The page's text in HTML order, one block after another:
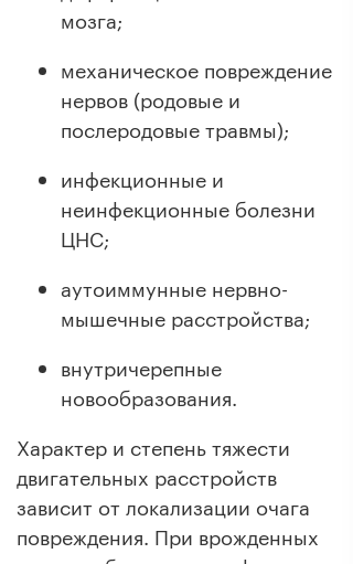
мозга;
механическое повреждение
нервов (родовые и
послеродовые травмы);
инфекционные и
неинфекционные болезни
ЦНС;
аутоиммунные нервно-
мышечные расстройства;
внутричерепные
новообразования.
Характер и степень тяжести
двигательных расстройств
зависит от локализации очага
повреждения. При врожденных